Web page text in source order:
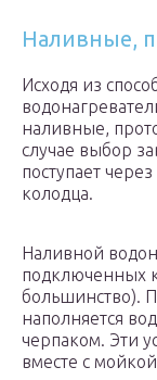
Наливные,
Исходя из
наливные,
случае выбор
поступает
колодца.
Наливной
подключенных
большинство).
наполняется
черпаком. Эти
вместе с